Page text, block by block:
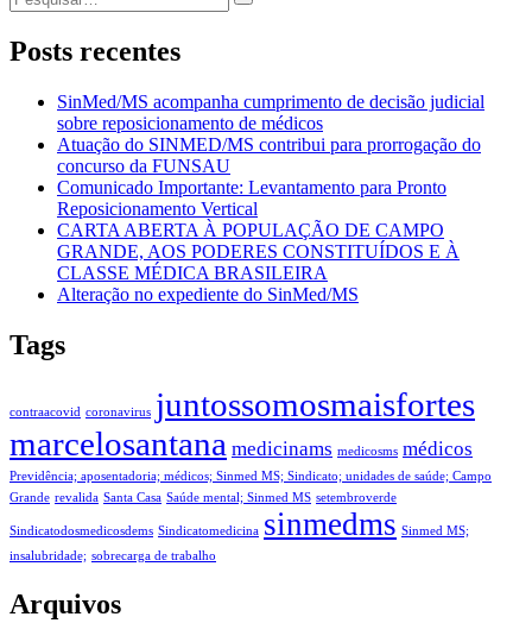
Post
por:
Posts recentes
SinMed/MS acompanha cumprimento de decisão judicial
sobre reposicionamento de médicos
Atuação do SINMED/MS contribui para prorrogação do
concurso da FUNSAU
Comunicado Importante: Levantamento para Pronto
Reposicionamento Vertical
CARTA ABERTA À POPULAÇÃO DE CAMPO
GRANDE, AOS PODERES CONSTITUÍDOS E À
CLASSE MÉDICA BRASILEIRA
Alteração no expediente do SinMed/MS
Tags
contraacovid coronavirus juntossomosmaisfortes
marcelosantana medicinams medicosms médicos
Previdência; aposentadoria; médicos; Sinmed MS; Sindicato; unidades de saúde; Campo
Grande revalida Santa Casa Saúde mental; Sinmed MS setembroverde
Sindicatodosmedicosdems Sindicatomedicina sinmedms Sinmed MS;
insalubridade; sobrecarga de trabalho
Arquivos